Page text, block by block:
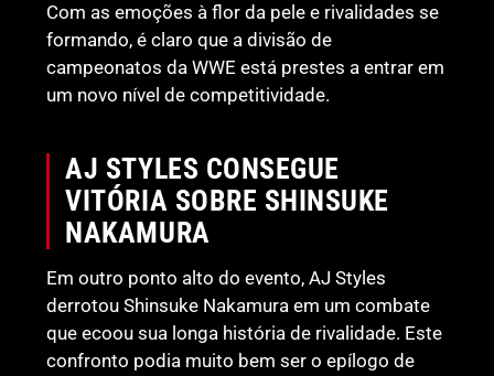
Com as emoções à flor da pele e rivalidades se
formando, é claro que a divisão de
campeonatos da WWE está prestes a entrar em
um novo nível de competitividade.
AJ STYLES CONSEGUE
VITÓRIA SOBRE SHINSUKE
NAKAMURA
Em outro ponto alto do evento, AJ Styles
derrotou Shinsuke Nakamura em um combate
que ecoou sua longa história de rivalidade. Este
confronto podia muito bem ser o epílogo de